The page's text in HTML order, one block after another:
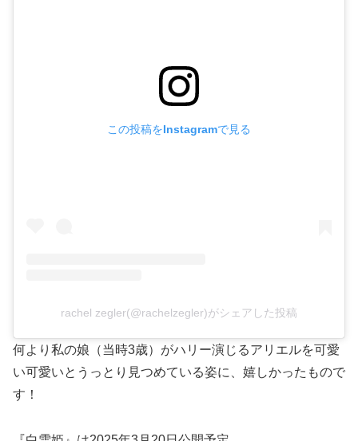
この投稿をInstagramで見る
rachel zegler(@rachelzegler)がシェアした投稿
何より私の娘（当時3歳）がハリー演じるアリエルを可愛
い可愛いとうっとり見つめている姿に、嬉しかったもので
す！